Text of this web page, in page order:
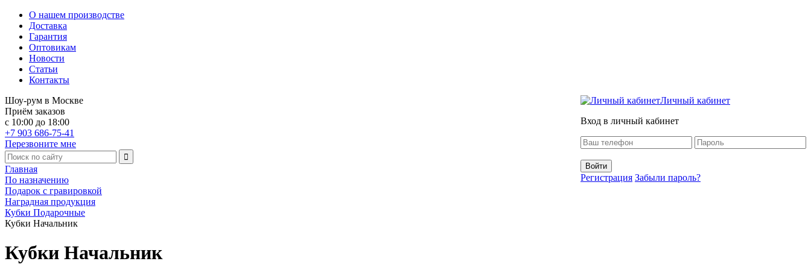
О нашем производстве
Доставка
Гарантия
Оптовикам
Новости
Статьи
Контакты
Личный кабинет
Вход в личный кабинет
Регистрация Забыли пароль?
Шоу-рум в Москве
Приём заказов
с 10:00 до 18:00
+7 903 686-75-41
Перезвоните мне
Главная
По назначению
Подарок с гравировкой
Наградная продукция
Кубки Подарочные
Кубки Начальник
Кубки Начальник